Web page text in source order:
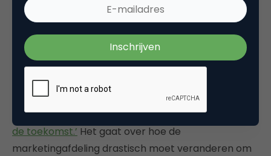
klantervaring vanaf het eerste
contactmoment.
Ik heb mijn inzichten en die van andere marketeers
in meer detail uitgeschreven in een recent
verschenen e-book‘Het B2B-marketingteam van
de toekomst.’ Het gaat over hoe de
marketingafdeling drastisch moet veranderen om